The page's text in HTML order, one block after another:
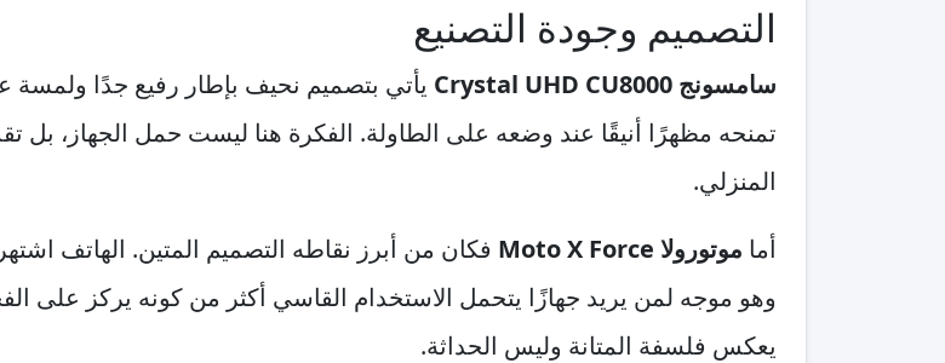
التصميم وجودة التصنيع
سامسونج Crystal UHD CU8000
يأتي بتصميم نحيف بإطار رفيع جدًا
تمنحه مظهرًا أنيقًا عند وضعه على الطاولة. الفكرة هنا ليست حمل الجهاز، بل
المنزلي.
أما موتورولا Moto X Force
فكان من أبرز نقاطه التصميم المتين. الهاتف
وهو موجه لمن يريد جهازًا يتحمل الاستخدام القاسي أكثر من كونه يركز على
يعكس فلسفة المتانة وليس الحداثة.